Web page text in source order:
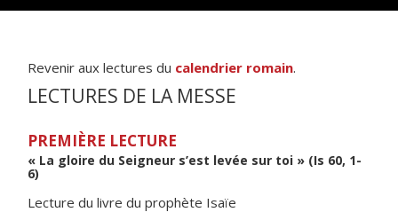
Revenir aux lectures du calendrier romain.
LECTURES DE LA MESSE
PREMIÈRE LECTURE
« La gloire du Seigneur s’est levée sur toi » (Is 60, 1-
6)
Lecture du livre du prophète Isaïe